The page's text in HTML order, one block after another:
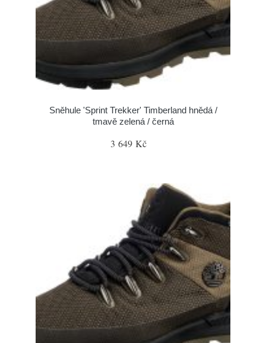
Sněhule 'Sprint Trekker' Timberland hnědá /
tmavě zelená / černá
3 649 Kč